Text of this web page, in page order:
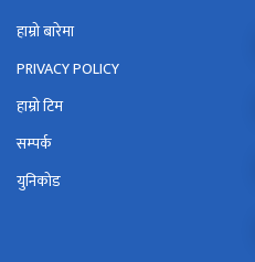
हाम्रो बारेमा
PRIVACY POLICY
हाम्रो टिम
सम्पर्क
युनिकोड